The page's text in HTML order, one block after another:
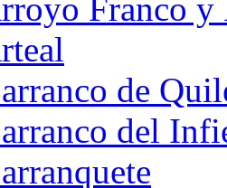
Franco y
de
del